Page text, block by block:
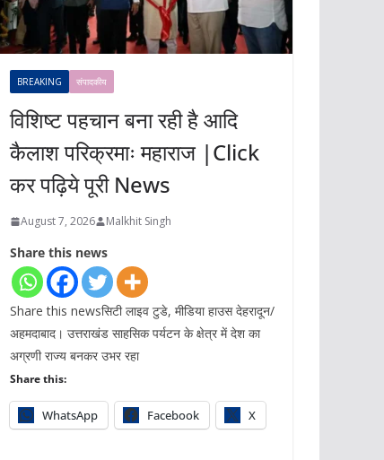
BREAKING संपादकीय
विशिष्ट पहचान बना रही है आदि
कैलाश परिक्रमाः महाराज |Click
कर पढ़िये पूरी News
August 7, 2026 Malkhit Singh
Share this news
Share this newsसिटी लाइव टुडे, मीडिया हाउस देहरादून/
अहमदाबाद। उत्तराखंड साहसिक पर्यटन के क्षेत्र में देश का
अग्रणी राज्य बनकर उभर रहा
Share this:
WhatsApp Facebook X